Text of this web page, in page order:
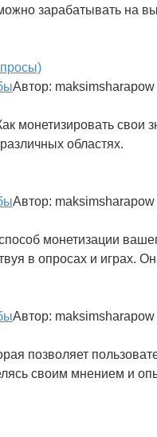
зарабатывать на
Автор: maksimsharapow
монетизировать свои
областях.
Автор: maksimsharapow
монетизации
в опросах и играх.
Автор: maksimsharapow
позволяет
своим мнением и